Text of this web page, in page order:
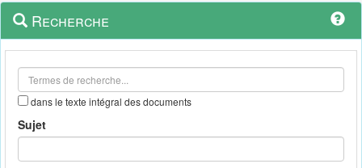
Navigation
outils
Menu
contextuel
Recherche
dans le texte intégral des documents
Sujet